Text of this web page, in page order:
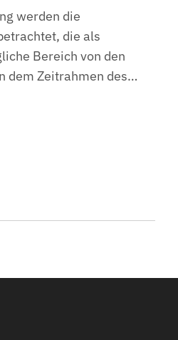
werden die
die als
Bereich von den
dem Zeitrahmen des…